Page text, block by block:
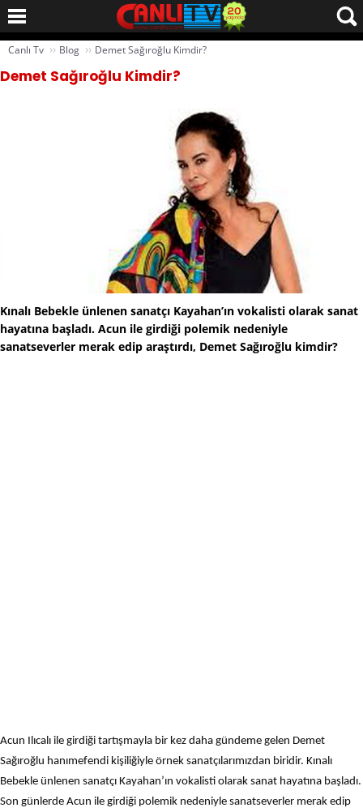
Canlı Tv ›› Blog ›› Demet Sağıroğlu Kimdir?
Demet Sağıroğlu Kimdir?
Kınalı Bebekle ünlenen sanatçı Kayahan’ın vokalisti olarak sanat
hayatına başladı. Acun ile girdiği polemik nedeniyle
sanatseverler merak edip araştırdı, Demet Sağıroğlu kimdir?
Acun Ilıcalı ile girdiği tartışmayla bir kez daha gündeme gelen Demet
Sağıroğlu hanımefendi kişiliğiyle örnek sanatçılarımızdan biridir. Kınalı
Bebekle ünlenen sanatçı Kayahan’ın vokalisti olarak sanat hayatına başladı.
Son günlerde Acun ile girdiği polemik nedeniyle sanatseverler merak edip